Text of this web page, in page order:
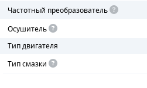
Частотный преобразователь
Осушитель
Тип двигателя
Тип смазки
ДЕТАЛИ СПИРАЛЬНЫХ КОМПРЕССОРОВ
ДЕТАЛИ НАСОСНОЙ ЧАСТИ